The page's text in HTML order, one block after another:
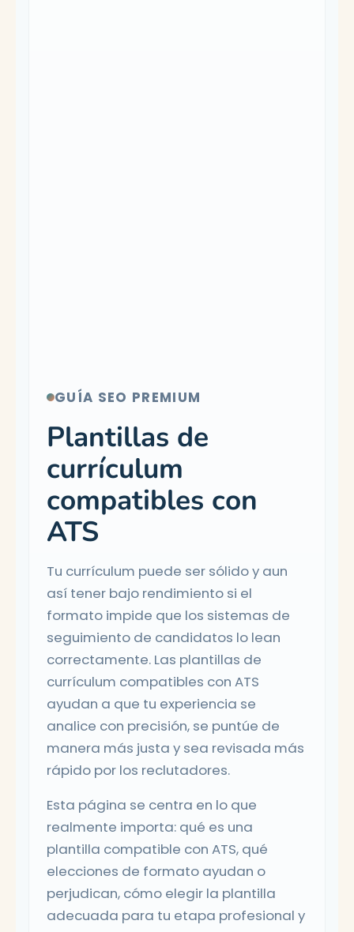
GUÍA SEO PREMIUM
Plantillas de
currículum
compatibles con
ATS
Tu currículum puede ser sólido y aun
así tener bajo rendimiento si el
formato impide que los sistemas de
seguimiento de candidatos lo lean
correctamente. Las plantillas de
currículum compatibles con ATS
ayudan a que tu experiencia se
analice con precisión, se puntúe de
manera más justa y sea revisada más
rápido por los reclutadores.
Esta página se centra en lo que
realmente importa: qué es una
plantilla compatible con ATS, qué
elecciones de formato ayudan o
perjudican, cómo elegir la plantilla
adecuada para tu etapa profesional y